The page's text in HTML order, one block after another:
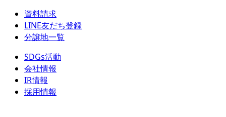
資料請求
LINE友だち登録
分譲地一覧
SDGs活動
会社情報
IR情報
採用情報